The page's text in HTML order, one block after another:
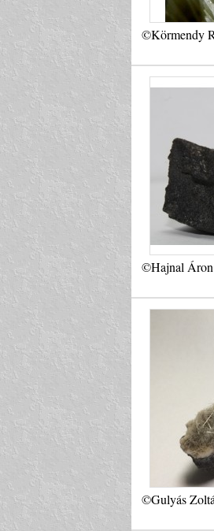
©Körmendy
©Hajnal Áron
©Gulyás